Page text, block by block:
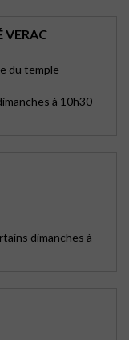
VERAC
du temple
à 10h30
dimanches à